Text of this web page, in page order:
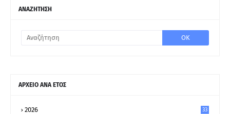
ΑΝΑΖΗΤΗΣΗ
ΑΡΧΕΙΟ ΑΝΑ ΕΤΟΣ
2026 33